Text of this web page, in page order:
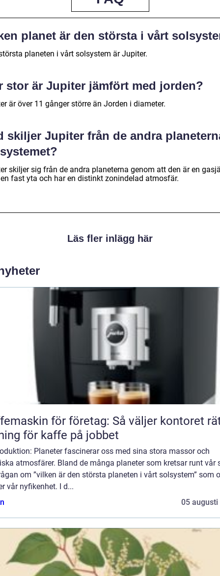
planet är den största i vårt
planeten i vårt solsystem är Jupiter.
stor är Jupiter jämfört med jorden?
är över 11 gånger större än Jorden i diameter.
skiljer Jupiter från de andra
skiljer sig från de andra planeterna genom att den är en
fast yta och har en distinkt zonindelad atmosfär.
Läs fler inlägg här
för företag: Så väljer kontoret
för kaffe på jobbet
Planeter fascinerar oss med sina stora massor och
atmosfärer. Bland de många planeter som kretsar runt vår
om ”vilken är den största planeten i vårt solsystem” som
vår nyfikenhet. I d...
05 augusti